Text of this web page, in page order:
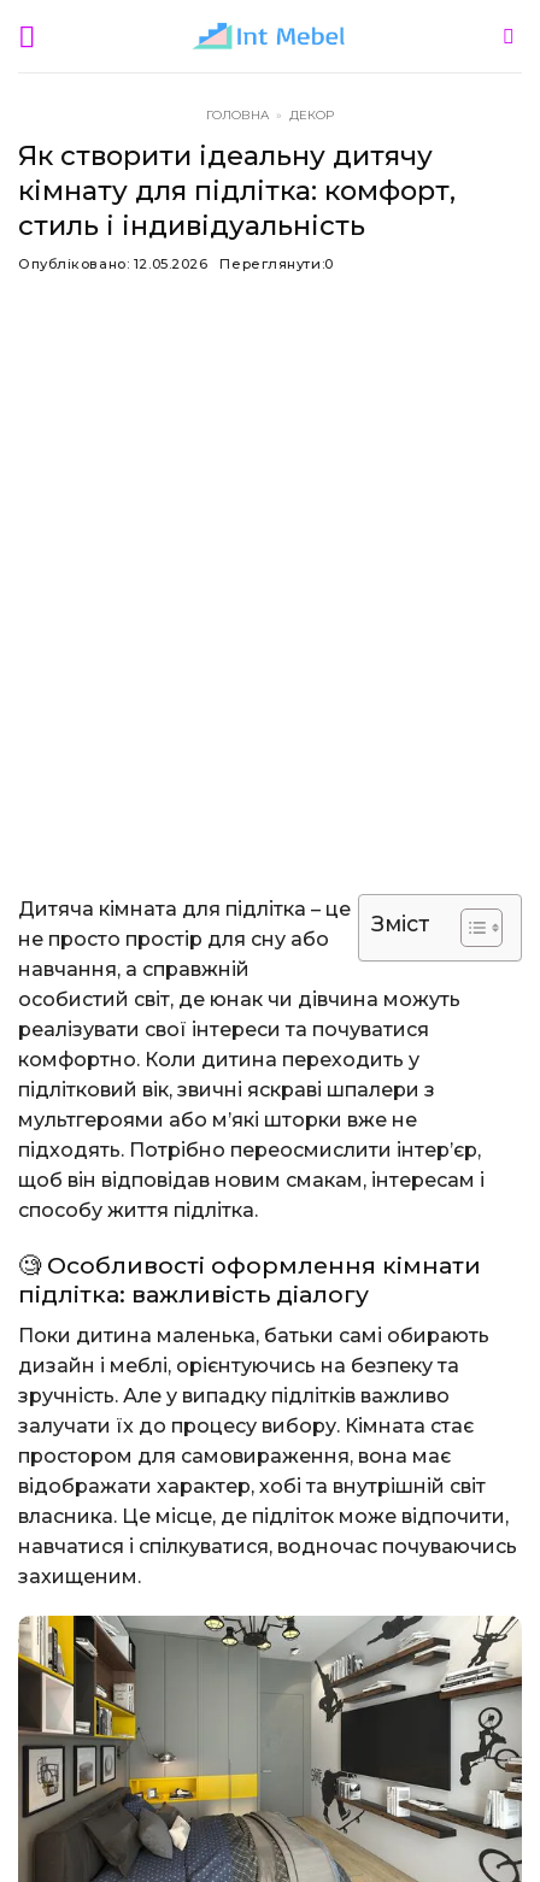
ГОЛОВНА » ДЕКОР
Як створити ідеальну дитячу
кімнату для підлітка: комфорт,
стиль і індивідуальність
Опубліковано: 12.05.2026 Переглянути:0
Зміст
Дитяча кімната для підлітка – це
не просто простір для сну або
навчання, а справжній
особистий світ, де юнак чи дівчина можуть
реалізувати свої інтереси та почуватися
комфортно. Коли дитина переходить у
підлітковий вік, звичні яскраві шпалери з
мультгероями або м’які шторки вже не
підходять. Потрібно переосмислити інтер’єр,
щоб він відповідав новим смакам, інтересам і
способу життя підлітка.
🧐 Особливості оформлення кімнати
підлітка: важливість діалогу
Поки дитина маленька, батьки самі обирають
дизайн і меблі, орієнтуючись на безпеку та
зручність. Але у випадку підлітків важливо
залучати їх до процесу вибору. Кімната стає
простором для самовираження, вона має
відображати характер, хобі та внутрішній світ
власника. Це місце, де підліток може відпочити,
навчатися і спілкуватися, водночас почуваючись
захищеним.